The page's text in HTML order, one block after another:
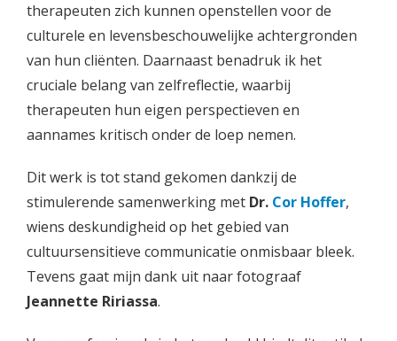
therapeuten zich kunnen openstellen voor de
culturele en levensbeschouwelijke achtergronden
van hun cliënten. Daarnaast benadruk ik het
cruciale belang van zelfreflectie, waarbij
therapeuten hun eigen perspectieven en
aannames kritisch onder de loep nemen.
Dit werk is tot stand gekomen dankzij de
stimulerende samenwerking met Dr. Cor Hoffer,
wiens deskundigheid op het gebied van
cultuursensitieve communicatie onmisbaar bleek.
Tevens gaat mijn dank uit naar fotograaf
Jeannette Ririassa.